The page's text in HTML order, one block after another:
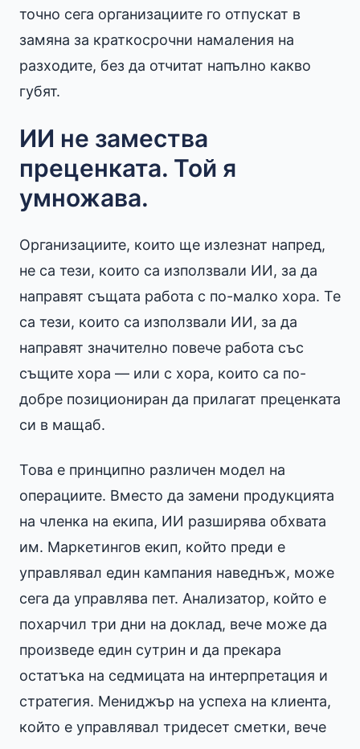
точно сега организациите го отпускат в
замяна за краткосрочни намаления на
разходите, без да отчитат напълно какво
губят.
ИИ не замества
преценката. Той я
умножава.
Организациите, които ще излезнат напред,
не са тези, които са използвали ИИ, за да
направят същата работа с по-малко хора. Те
са тези, които са използвали ИИ, за да
направят значително повече работа със
същите хора — или с хора, които са по-
добре позициониран да прилагат преценката
си в мащаб.
Това е принципно различен модел на
операциите. Вместо да замени продукцията
на членка на екипа, ИИ разширява обхвата
им. Маркетингов екип, който преди е
управлявал един кампания наведнъж, може
сега да управлява пет. Анализатор, който е
похарчил три дни на доклад, вече може да
произведе един сутрин и да прекара
остатъка на седмицата на интерпретация и
стратегия. Мениджър на успеха на клиента,
който е управлявал тридесет сметки, вече